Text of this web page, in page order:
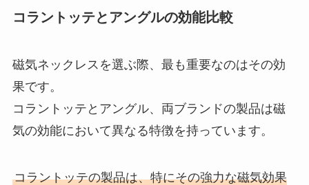
コラントッテとアングルの効能比較
磁気ネックレスを選ぶ際、最も重要なのはその効
果です。
コラントッテとアングル、両ブランドの製品は磁
気の効能において異なる特徴を持っています。
コラントッテの製品は、特にその強力な磁気効果